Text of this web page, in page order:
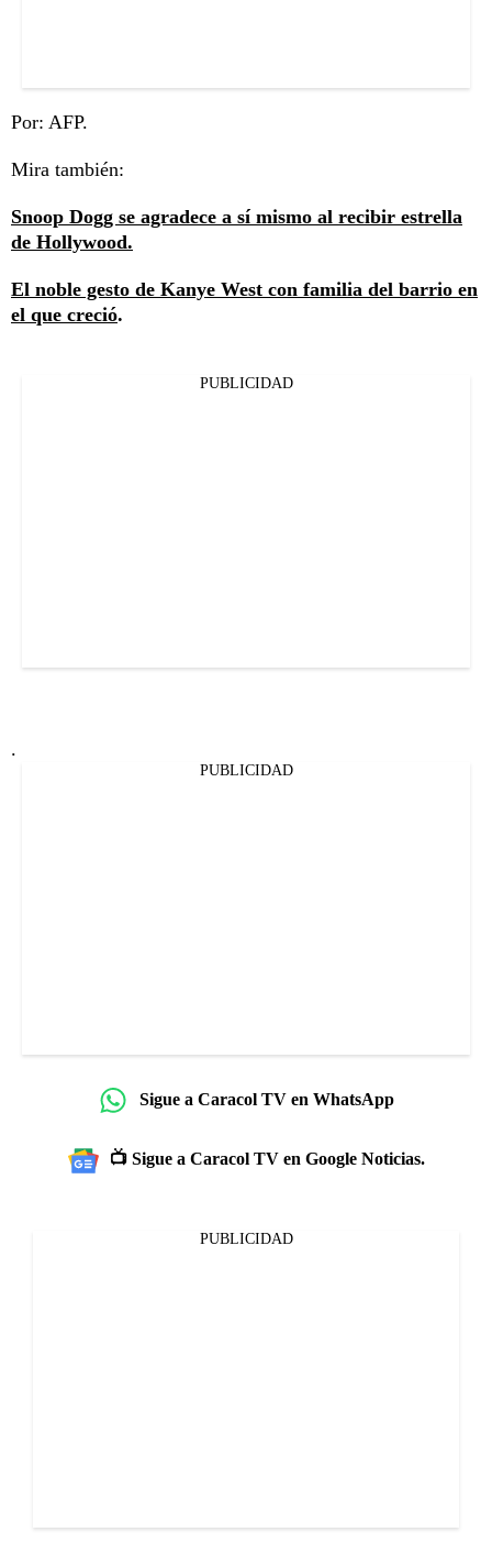
Por: AFP.
Mira también:
Snoop Dogg se agradece a sí mismo al recibir estrella
de Hollywood.
El noble gesto de Kanye West con familia del barrio en
el que creció.
PUBLICIDAD
.
PUBLICIDAD
Sigue a Caracol TV en WhatsApp
📺 Sigue a Caracol TV en Google Noticias.
PUBLICIDAD